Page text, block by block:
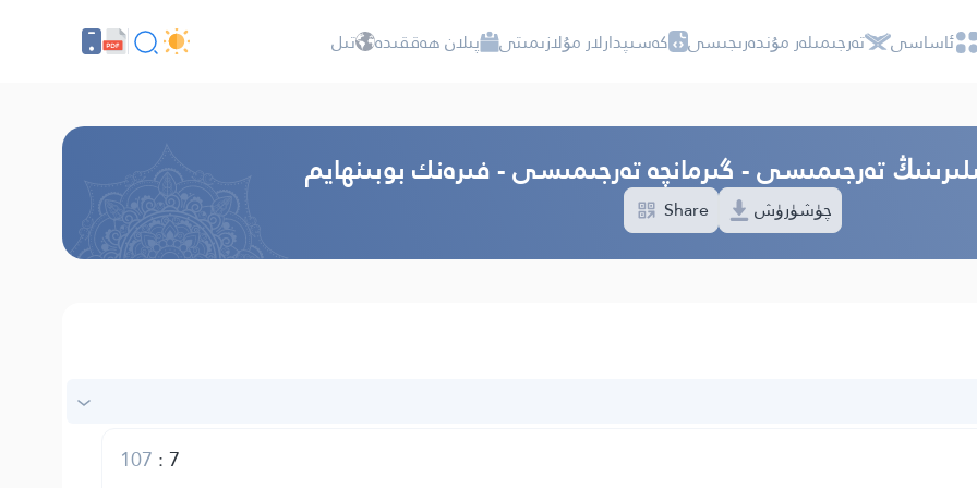
ئاساسى تەرجىمىلەر مۇندەرىجىسى كەسىپدارلار مۇلازىمىتى پىلان ھەققىدە تىل
تەرجىمىسى - گىرمانچە تەرجىمىسى - فىرەنك بوبىنھايم
چۈشۈرۈش Share
7
:
107